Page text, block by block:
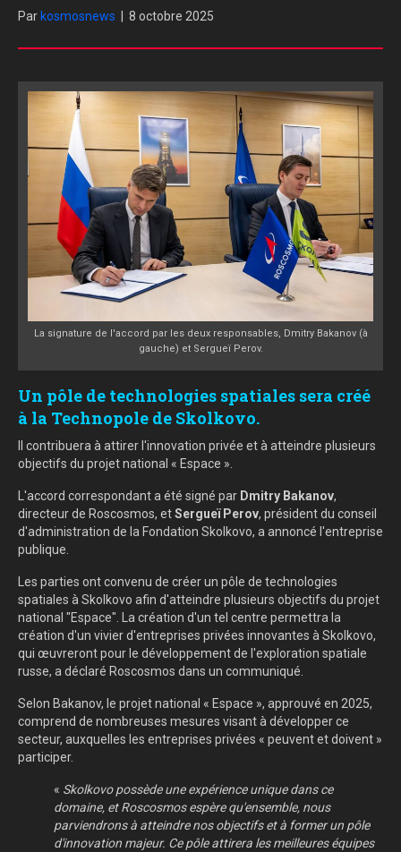
Par kosmosnews 8 octobre 2025
La signature de l'accord par les deux responsables, Dmitry Bakanov (à
gauche) et Sergueï Perov.
Un pôle de technologies spatiales sera créé
à la Technopole de Skolkovo.
Il contribuera à attirer l'innovation privée et à atteindre plusieurs
objectifs du projet national « Espace ».
L'accord correspondant a été signé par Dmitry Bakanov,
directeur de Roscosmos, etSergueï Perov, président du conseil
d'administration de la Fondation Skolkovo, a annoncé l'entreprise
publique.
Les parties ont convenu de créer un pôle de technologies
spatiales à Skolkovo afin d'atteindre plusieurs objectifs du projet
national "Espace". La création d'un tel centre permettra la
création d'un vivier d'entreprises privées innovantes à Skolkovo,
qui œuvreront pour le développement de l'exploration spatiale
russe, a déclaré Roscosmos dans un communiqué.
Selon Bakanov, le projet national « Espace », approuvé en 2025,
comprend de nombreuses mesures visant à développer ce
secteur, auxquelles les entreprises privées « peuvent et doivent »
participer.
« Skolkovo possède une expérience unique dans ce
domaine, et Roscosmos espère qu'ensemble, nous
parviendrons à atteindre nos objectifs et à former un pôle
d'innovation majeur. Ce pôle attirera les meilleures équipes